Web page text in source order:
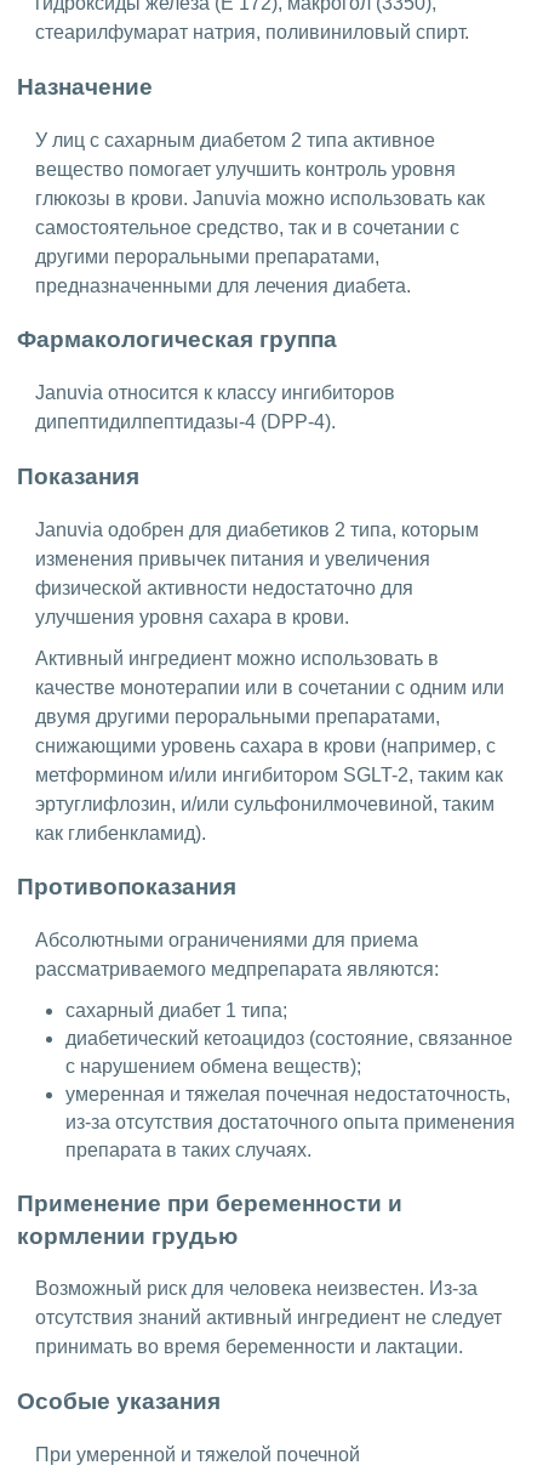
стеарилфумарат натрия, поливиниловый спирт.
Назначение
У лиц с сахарным диабетом 2 типа активное
вещество помогает улучшить контроль уровня
глюкозы в крови. Januvia можно использовать как
самостоятельное средство, так и в сочетании с
другими пероральными препаратами,
предназначенными для лечения диабета.
Фармакологическая группа
Januvia относится к классу ингибиторов
дипептидилпептидазы-4 (DPP-4).
Показания
Januvia одобрен для диабетиков 2 типа, которым
изменения привычек питания и увеличения
физической активности недостаточно для
улучшения уровня сахара в крови.
Активный ингредиент можно использовать в
качестве монотерапии или в сочетании с одним или
двумя другими пероральными препаратами,
снижающими уровень сахара в крови (например, с
метформином и/или ингибитором SGLT-2, таким как
эртуглифлозин, и/или сульфонилмочевиной, таким
как глибенкламид).
Противопоказания
Абсолютными ограничениями для приема
рассматриваемого медпрепарата являются:
сахарный диабет 1 типа;
диабетический кетоацидоз (состояние, связанное
с нарушением обмена веществ);
умеренная и тяжелая почечная недостаточность,
из-за отсутствия достаточного опыта применения
препарата в таких случаях.
Применение при беременности и
кормлении грудью
Возможный риск для человека неизвестен. Из-за
отсутствия знаний активный ингредиент не следует
принимать во время беременности и лактации.
Особые указания
При умеренной и тяжелой почечной